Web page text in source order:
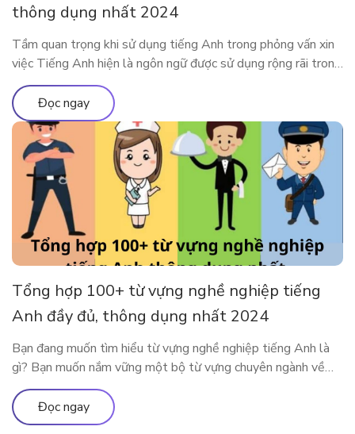
thông dụng nhất 2024
Tầm quan trọng khi sử dụng tiếng Anh trong phỏng vấn xin
việc Tiếng Anh hiện là ngôn ngữ được sử dụng rộng rãi trong
cả giao tiếp đời sống cũng như trong công việc. Rất nhiều các
doanh nghiệp đã liệt kê tiếng Anh như một yêu cầu quan
trọng trong bản mô tả […]
Đọc ngay
Tổng hợp 100+ từ vựng nghề nghiệp tiếng
Anh đầy đủ, thông dụng nhất 2024
Bạn đang muốn tìm hiểu từ vựng nghề nghiệp tiếng Anh là
gì? Bạn muốn nắm vững một bộ từ vựng chuyên ngành về
nghề nghiệp tiếng Anh đầy đủ và thông dụng? Vậy thì mời
các độc giả theo chân ELSA Premium để khám phá tất tần
tật về bộ từ vựng mô tả […]
Đọc ngay